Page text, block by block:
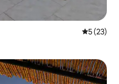
5 (23)